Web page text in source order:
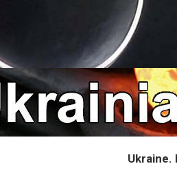
Ukraine.